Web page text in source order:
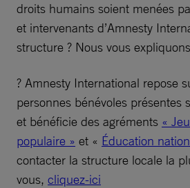
droits humains soient menées
et intervenants d’Amnesty
structure ? Nous vous
? Amnesty International repose
personnes bénévoles présentes
et bénéficie des agréments «
populaire » et « Éducation
contacter la structure locale la
vous, cliquez-ici